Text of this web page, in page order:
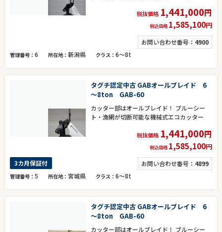
税抜価格 1,441,000円
税込価格 1,585,100円
お問い合わせ番号： 4900
管理番号 6 所在地 新潟県 クラス 6～8t
タグチ認定中古 GABオールブレイド 6
～8ton GAB-60
カッター部はオールブレイド！ ブルーシー
ト・漁網が切断可能な機械式エコカッター
税抜価格 1,441,000円
税込価格 1,585,100円
お問い合わせ番号： 4899
3カ月保証付
管理番号 5 所在地 宮城県 クラス 6～8t
タグチ認定中古 GABオールブレイド 6
～8ton GAB-60
カッター部はオールブレイド！ ブルーシー